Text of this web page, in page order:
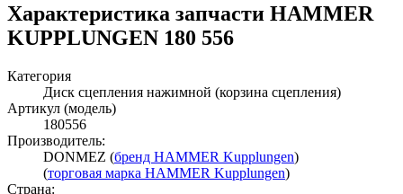
Характеристика запчасти HAMMER
KUPPLUNGEN 180 556
Категория
Диск сцепления нажимной (корзина сцепления)
Артикул (модель)
180556
Производитель:
DONMEZ (бренд HAMMER Kupplungen)
(торговая марка HAMMER Kupplungen)
Страна: